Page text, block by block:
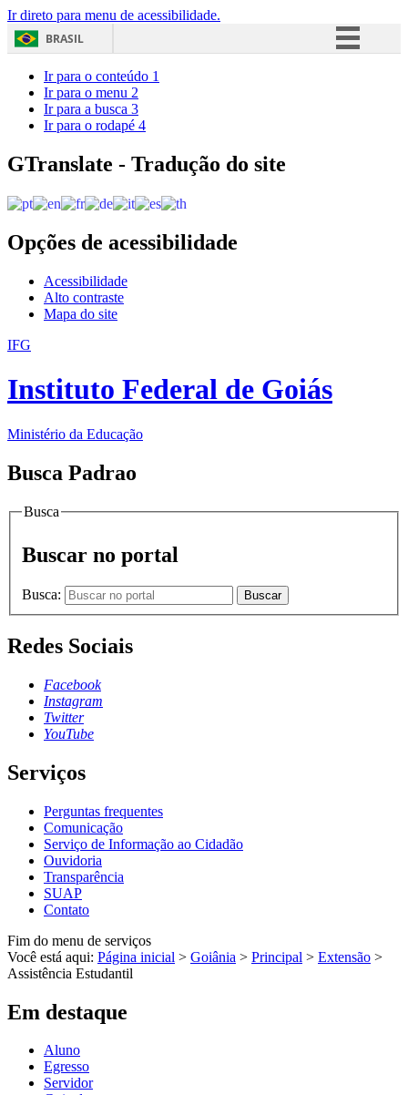
Ir direto para menu de acessibilidade.
BRASIL
Acesso à informação
Ir para o conteúdo 1
Ir para o menu 2
Ir para a busca 3
Ir para o rodapé 4
GTranslate - Tradução do site
Opções de acessibilidade
Acessibilidade
Alto contraste
Mapa do site
IFG
Instituto Federal de Goiás
Ministério da Educação
Busca Padrao
Busca
Buscar no portal
Busca: Buscar
Redes Sociais
Facebook
Instagram
Twitter
YouTube
Serviços
Perguntas frequentes
Comunicação
Serviço de Informação ao Cidadão
Ouvidoria
Transparência
SUAP
Contato
Fim do menu de serviços
Você está aqui: Página inicial > Goiânia > Principal > Extensão >
Assistência Estudantil
Em destaque
Aluno
Egresso
Servidor